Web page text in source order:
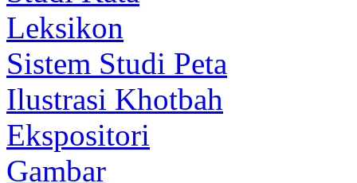
Leksikon
Sistem Studi Peta
Ilustrasi Khotbah
Ekspositori
Gambar